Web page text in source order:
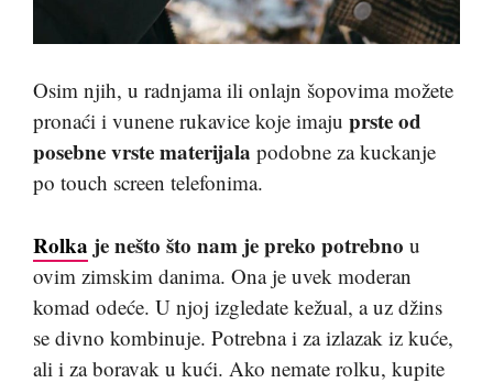
Osim njih, u radnjama ili onlajn šopovima možete
pronaći i vunene rukavice koje imaju prste od
posebne vrste materijala podobne za kuckanje
po touch screen telefonima.
Rolka je nešto što nam je preko potrebno u
ovim zimskim danima. Ona je uvek moderan
komad odeće. U njoj izgledate kežual, a uz džins
se divno kombinuje. Potrebna i za izlazak iz kuće,
ali i za boravak u kući. Ako nemate rolku, kupite